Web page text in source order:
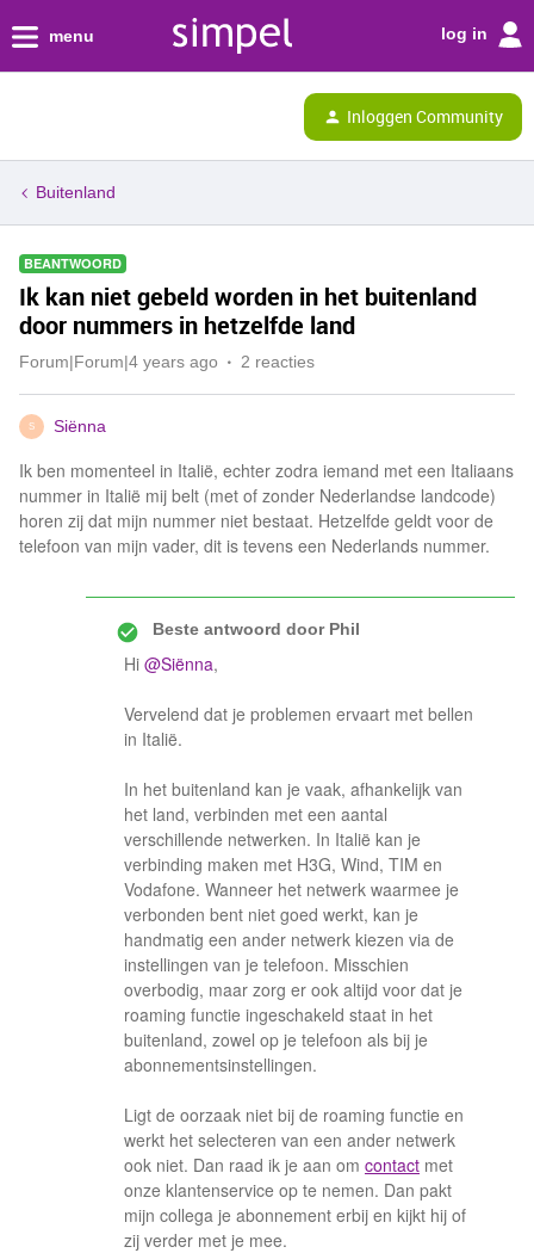
menu log in
Inloggen Community
Buitenland
BEANTWOORD
Ik kan niet gebeld worden in het buitenland
door nummers in hetzelfde land
Forum|Forum|4 years ago 2 reacties
S Siënna
Ik ben momenteel in Italië, echter zodra iemand met een Italiaans
nummer in Italië mij belt (met of zonder Nederlandse landcode)
horen zij dat mijn nummer niet bestaat. Hetzelfde geldt voor de
telefoon van mijn vader, dit is tevens een Nederlands nummer.
Beste antwoord doorPhil
Hi @Siënna,
Vervelend dat je problemen ervaart met bellen
in Italië.
In het buitenland kan je vaak, afhankelijk van
het land, verbinden met een aantal
verschillende netwerken. In Italië kan je
verbinding maken met H3G, Wind, TIM en
Vodafone. Wanneer het netwerk waarmee je
verbonden bent niet goed werkt, kan je
handmatig een ander netwerk kiezen via de
instellingen van je telefoon. Misschien
overbodig, maar zorg er ook altijd voor dat je
roaming functie ingeschakeld staat in het
buitenland, zowel op je telefoon als bij je
abonnementsinstellingen.
Ligt de oorzaak niet bij de roaming functie en
werkt het selecteren van een ander netwerk
ook niet. Dan raad ik je aan om contact met
onze klantenservice op te nemen. Dan pakt
mijn collega je abonnement erbij en kijkt hij of
zij verder met je mee.